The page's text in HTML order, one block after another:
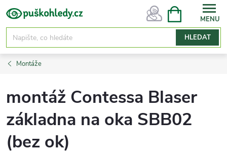
Přejít
na
obsah
HLEDAT
NÁKUPNÍ
Montáže
montáž Contessa Blaser
základna na oka SBB02
(bez ok)